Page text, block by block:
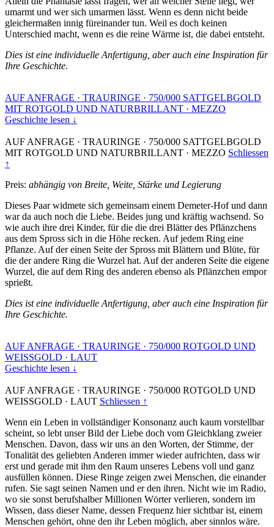
umarmt und wer sich umarmen lässt. Wenn es denn nicht beide
gleichermaßen innig füreinander tun. Weil es doch keinen
Unterschied macht, wenn es die reine Wärme ist, die dabei entsteht.
Dies ist eine individuelle Anfertigung, aber auch eine Inspiration für
Ihre Geschichte.
AUF ANFRAGE · TRAURINGE · 750/000 SATTGELBGOLD
MIT ROTGOLD UND NATURBRILLANT · MEZZO
Geschichte lesen ↓
AUF ANFRAGE · TRAURINGE · 750/000 SATTGELBGOLD
MIT ROTGOLD UND NATURBRILLANT · MEZZO Schliessen
↑
Preis: abhängig von Breite, Weite, Stärke und Legierung
Dieses Paar widmete sich gemeinsam einem Demeter-Hof und dann
war da auch noch die Liebe. Beides jung und kräftig wachsend. So
wie auch ihre drei Kinder, für die die drei Blätter des Pflänzchens
aus dem Spross sich in die Höhe recken. Auf jedem Ring eine
Pflanze. Auf der einen Seite der Spross mit Blättern und Blüte, für
die der andere Ring die Wurzel hat. Auf der anderen Seite die eigene
Wurzel, die auf dem Ring des anderen ebenso als Pflänzchen empor
sprießt.
Dies ist eine individuelle Anfertigung, aber auch eine Inspiration für
Ihre Geschichte.
AUF ANFRAGE · TRAURINGE · 750/000 ROTGOLD UND
WEISSGOLD · LAUT
Geschichte lesen ↓
AUF ANFRAGE · TRAURINGE · 750/000 ROTGOLD UND
WEISSGOLD · LAUT Schliessen ↑
Wenn ein Leben in vollständiger Konsonanz auch kaum vorstellbar
scheint, so lebt unser Bild der Liebe doch vom Gleichklang zweier
Menschen. Davon, dass wir uns an den Worten, der Stimme, der
Tonalität des geliebten Anderen immer wieder aufrichten, dass wir
erst und gerade mit ihm den Raum unseres Lebens voll und ganz
ausfüllen können. Diese Ringe zeigen zwei Menschen, die einander
rufen. Sie sagt seinen Namen und er den ihren. Nicht wie im Radio,
wo sie sonst berufshalber Millionen Wörter verlieren, sondern im
Wissen, dass dieser Name, dessen Frequenz hier sichtbar ist, einem
Menschen gehört, ohne den ihr Leben möglich, aber sinnlos wäre.